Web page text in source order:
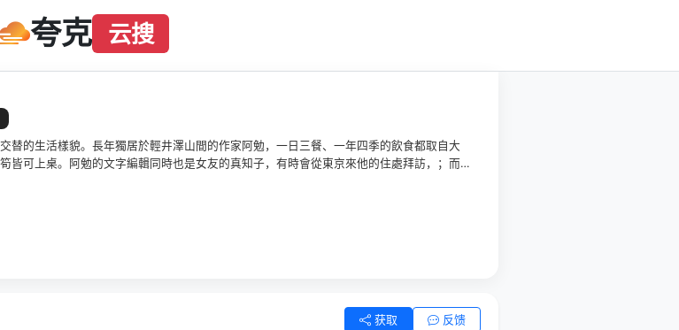
夸克 云搜
替的生活樣貌。長年獨居於輕井澤山間的作家阿勉，一日三餐、一年四季的飲食都取自大
皆可上桌。阿勉的文字編輯同時也是女友的真知子，有時會從東京來他的住處拜訪，；而
感受。阿勉在山野生活中，慢慢習得何為人生的精髓。無論是料理、灑掃還是寫作，阿勉
获取 反馈